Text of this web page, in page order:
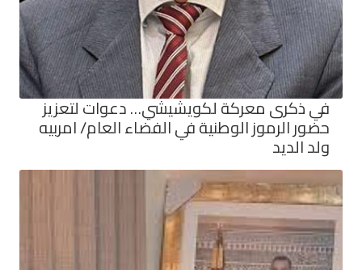
في ذكرى معركة لكويشيشي… دعوات لتعزيز
حضور الرموز الوطنية في الفضاء العام/ امربيه
ولد الديد